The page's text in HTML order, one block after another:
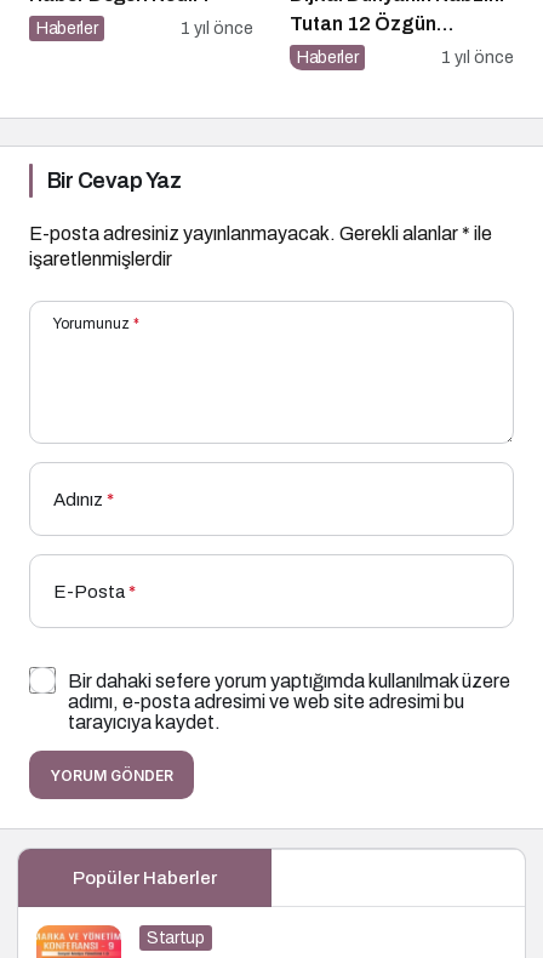
Haberler 1 yıl önce
Tutan 12 Özgün
Platform
Haberler 1 yıl önce
Bir Cevap Yaz
E-posta adresiniz yayınlanmayacak. Gerekli alanlar* ile
işaretlenmişlerdir
Yorumunuz *
Adınız *
E-Posta*
Bir dahaki sefere yorum yaptığımda kullanılmak üzere
adımı, e-posta adresimi ve web site adresimi bu
tarayıcıya kaydet.
YORUM GÖNDER
Popüler Haberler
Startup